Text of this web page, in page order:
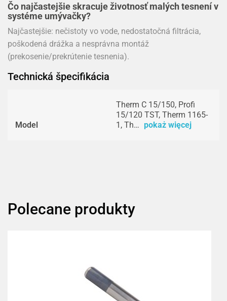
Čo najčastejšie skracuje životnosť malých tesnení v
systéme umývačky?
Najčastejšie: nečistoty vo vode, nedostatočná filtrácia,
poškodená drážka a nesprávna montáž
(prekosenie/prekrútenie tesnenia).
Technická špecifikácia
Model
Therm C 15/150, Profi
15/120 TST, Therm 1165-
1, Th… pokaż więcej
Polecane produkty